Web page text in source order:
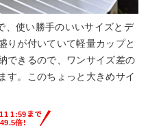
、使い勝手のいいサイズとデ
りが付いていて軽量カップと
できるので、ワンサイズ差の
す。このちょっと大きめサイ